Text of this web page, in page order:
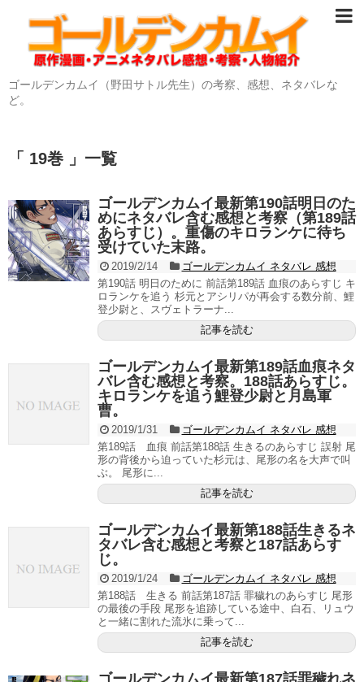
ゴールデンカムイ（野田サトル先生）の考察、感想、ネタバレな
ど。
「 19巻 」一覧
ゴールデンカムイ最新第190話明日のた
めにネタバレ含む感想と考察（第189話
あらすじ）。重傷のキロランケに待ち
受けていた末路。
2019/2/14
ゴールデンカムイ ネタバレ 感想
第190話 明日のために 前話第189話 血痕のあらすじ キ
ロランケを追う 杉元とアシリパが再会する数分前、鯉
登少尉と、スヴェトラーナ...
記事を読む
ゴールデンカムイ最新第189話血痕ネタ
バレ含む感想と考察。188話あらすじ。
キロランケを追う鯉登少尉と月島軍
曹。
2019/1/31
ゴールデンカムイ ネタバレ 感想
第189話 血痕 前話第188話 生きるのあらすじ 誤射 尾
形の背後から迫っていた杉元は、尾形の名を大声で叫
ぶ。 尾形に...
記事を読む
ゴールデンカムイ最新第188話生きるネ
タバレ含む感想と考察と187話あらす
じ。
2019/1/24
ゴールデンカムイ ネタバレ 感想
第188話 生きる 前話第187話 罪穢れのあらすじ 尾形
の最後の手段 尾形を追跡している途中、白石、リュウ
と一緒に割れた流氷に乗って...
記事を読む